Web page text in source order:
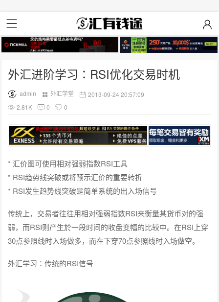
外汇进阶学习∶RSI优化交易时机
admin 外汇学堂
2013-09-24 20:57:09
2.81K
0 0
* 汇价图可使用相对强弱指数RSI工具
* RSI趋势线突破或将预示汇价的重要转折
* RSI发生趋势线突破是简单系统的出入场信号
传统上，交易者往往用相对强弱指数RSI来衡量某货币对的强
弱，而RSI则产生於一段时间的收盘变幅的比较中。在RSI上穿
30点参照线时入场做多，而在下穿70点参照线时入场做空。
外汇学习∶传统的RSI信号